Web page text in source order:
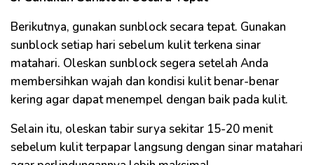
Berikutnya, gunakan sunblock secara tepat. Gunakan
sunblock setiap hari sebelum kulit terkena sinar
matahari. Oleskan sunblock segera setelah Anda
membersihkan wajah dan kondisi kulit benar-benar
kering agar dapat menempel dengan baik pada kulit.
Selain itu, oleskan tabir surya sekitar 15-20 menit
sebelum kulit terpapar langsung dengan sinar matahari